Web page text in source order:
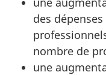
des
nombre de
une